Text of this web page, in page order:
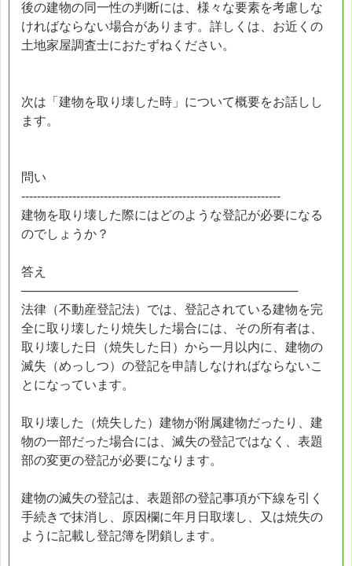
後の建物の同一性の判断には、様々な要素を考慮しな
ければならない場合があります。詳しくは、お近くの
土地家屋調査士におたずねください。
次は「建物を取り壊した時」について概要をお話しし
ます。
問い
------------------------------------------------------------------
建物を取り壊した際にはどのような登記が必要になる
のでしょうか？
答え
────────────────────────────────
法律（不動産登記法）では、登記されている建物を完
全に取り壊したり焼失した場合には、その所有者は、
取り壊した日（焼失した日）から一月以内に、建物の
滅失（めっしつ）の登記を申請しなければならないこ
とになっています。
取り壊した（焼失した）建物が附属建物だったり、建
物の一部だった場合には、滅失の登記ではなく、表題
部の変更の登記が必要になります。
建物の滅失の登記は、表題部の登記事項が下線を引く
手続きで抹消し、原因欄に年月日取壊し、又は焼失の
ように記載し登記簿を閉鎖します。